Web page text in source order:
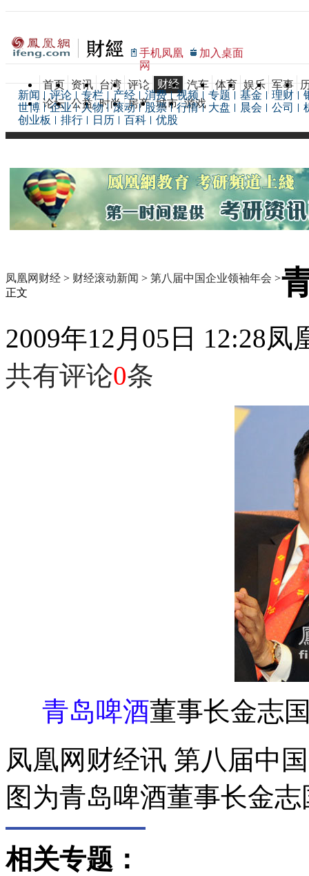
手机凤凰
网
加入桌面
首页 资讯 台湾 评论 财经 汽车 体育 娱乐 军事
论坛 公益 时尚 房产 城市 游戏
新闻 评论 专栏 产经 消费 视频 专题 基金 理财
世博
企业 人物 滚动 股票 行情 大盘 晨会 公司
创业板
排行 日历 百科 优股
凤凰网财经 > 财经滚动新闻 > 第八届中国企业领袖年会 >
正文
2009年12月05日 12:28凤
共有评论0条
青岛啤酒董事长金志
凤凰网财经讯 第八届中
图为青岛啤酒董事长金志
相关专题：